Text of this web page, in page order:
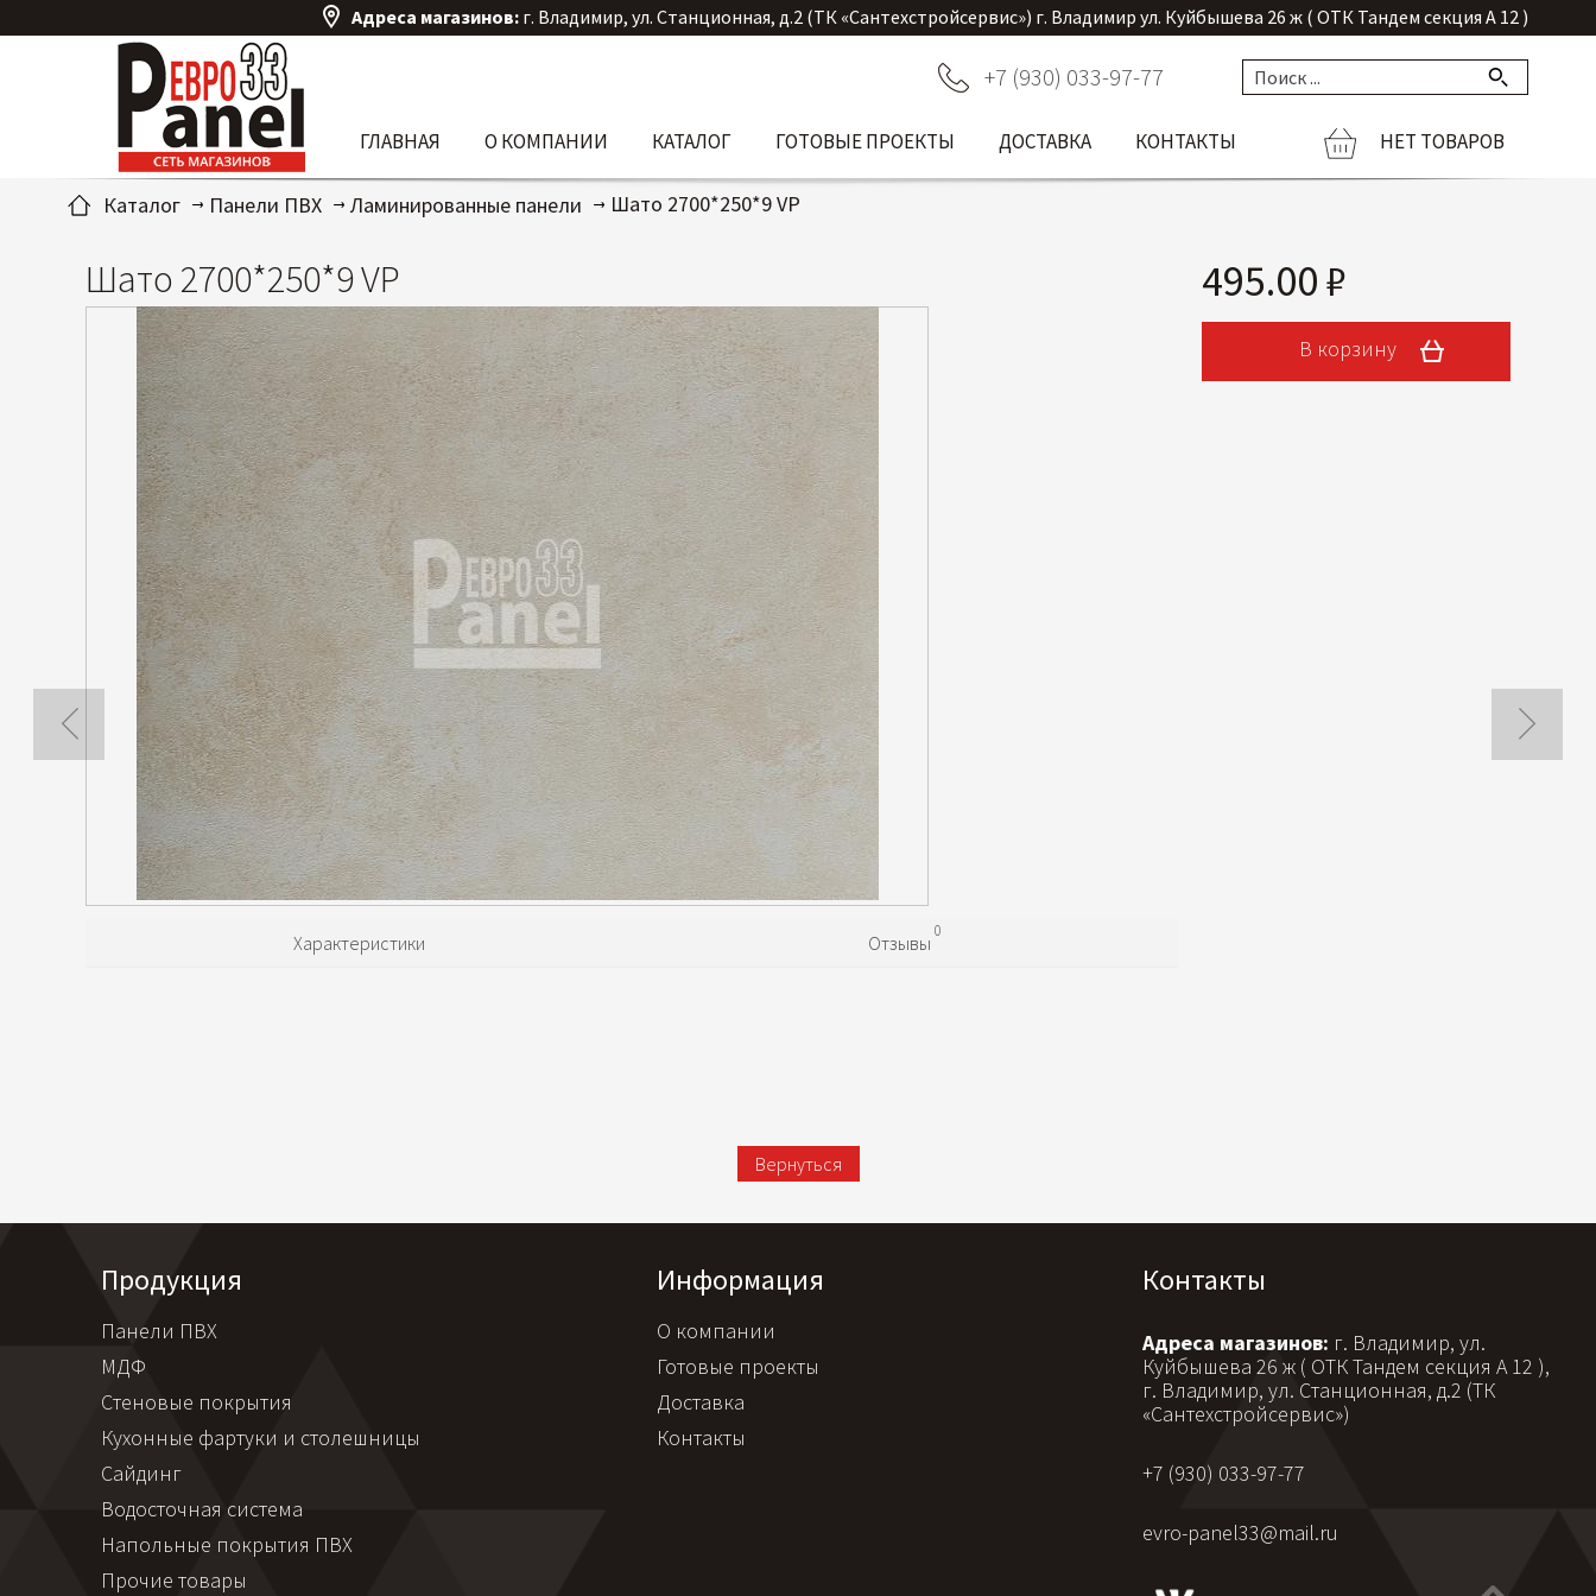
Адреса магазинов: г. Владимир, ул. Станционная, д.2 (ТК «Сантехстройсервис») г. Владимир ул. Куйбышева 26 ж ( ОТК Тандем секция А 12 )
+7 (930) 033-97-77
НЕТ ТОВАРОВ
ГЛАВНАЯ О КОМПАНИИ КАТАЛОГ ГОТОВЫЕ ПРОЕКТЫ ДОСТАВКА КОНТАКТЫ
Каталог Панели ПВХ Ламинированные панели Шато 2700*250*9 VP
Шато 2700*250*9 VP 495.00 ₽
В корзину
Характеристики Отзывы
0
Вернуться
Продукция
Панели ПВХ
МДФ
Стеновые покрытия
Кухонные фартуки и столешницы
Сайдинг
Водосточная система
Напольные покрытия ПВХ
Прочие товары
Информация
О компании
Готовые проекты
Доставка
Контакты
Контакты
Адреса магазинов: г. Владимир, ул.
Куйбышева 26 ж ( ОТК Тандем секция А 12 ),
г. Владимир, ул. Станционная, д.2 (ТК
«Сантехстройсервис»)
+7 (930) 033-97-77
evro-panel33@mail.ru